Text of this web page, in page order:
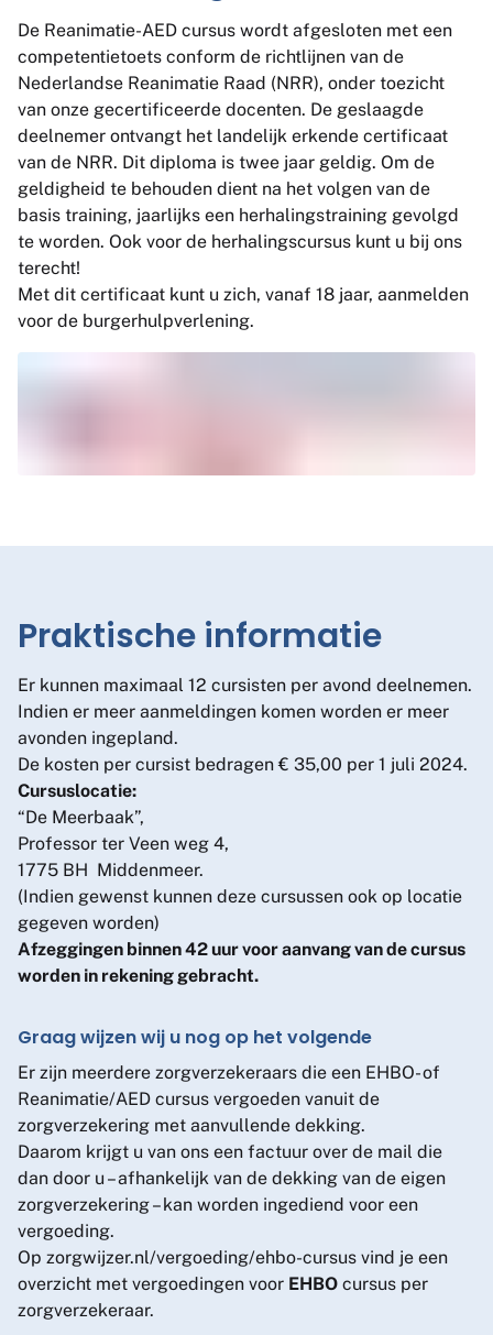
De Reanimatie-AED cursus wordt afgesloten met een
competentietoets conform de richtlijnen van de
Nederlandse Reanimatie Raad (NRR), onder toezicht
van onze gecertificeerde docenten. De geslaagde
deelnemer ontvangt het landelijk erkende certificaat
van de NRR. Dit diploma is twee jaar geldig. Om de
geldigheid te behouden dient na het volgen van de
basis training, jaarlijks een herhalingstraining gevolgd
te worden. Ook voor de herhalingscursus kunt u bij ons
terecht!
Met dit certificaat kunt u zich, vanaf 18 jaar, aanmelden
voor de burgerhulpverlening.
Praktische informatie
Er kunnen maximaal 12 cursisten per avond deelnemen.
Indien er meer aanmeldingen komen worden er meer
avonden ingepland.
De kosten per cursist bedragen € 35,00 per 1 juli 2024.
Cursuslocatie:
“De Meerbaak”,
Professor ter Veen weg 4,
1775 BH Middenmeer.
(Indien gewenst kunnen deze cursussen ook op locatie
gegeven worden)
Afzeggingen binnen 42 uur voor aanvang van de cursus
worden in rekening gebracht.
Graag wijzen wij u nog op het volgende
Er zijn meerdere zorgverzekeraars die een EHBO- of
Reanimatie/AED cursus vergoeden vanuit de
zorgverzekering met aanvullende dekking.
Daarom krijgt u van ons een factuur over de mail die
dan door u – afhankelijk van de dekking van de eigen
zorgverzekering – kan worden ingediend voor een
vergoeding.
Op zorgwijzer.nl/vergoeding/ehbo-cursus vind je een
overzicht met vergoedingen voor EHBO cursus per
zorgverzekeraar.